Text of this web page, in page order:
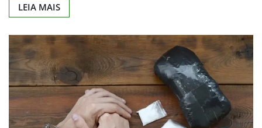
LEIA MAIS